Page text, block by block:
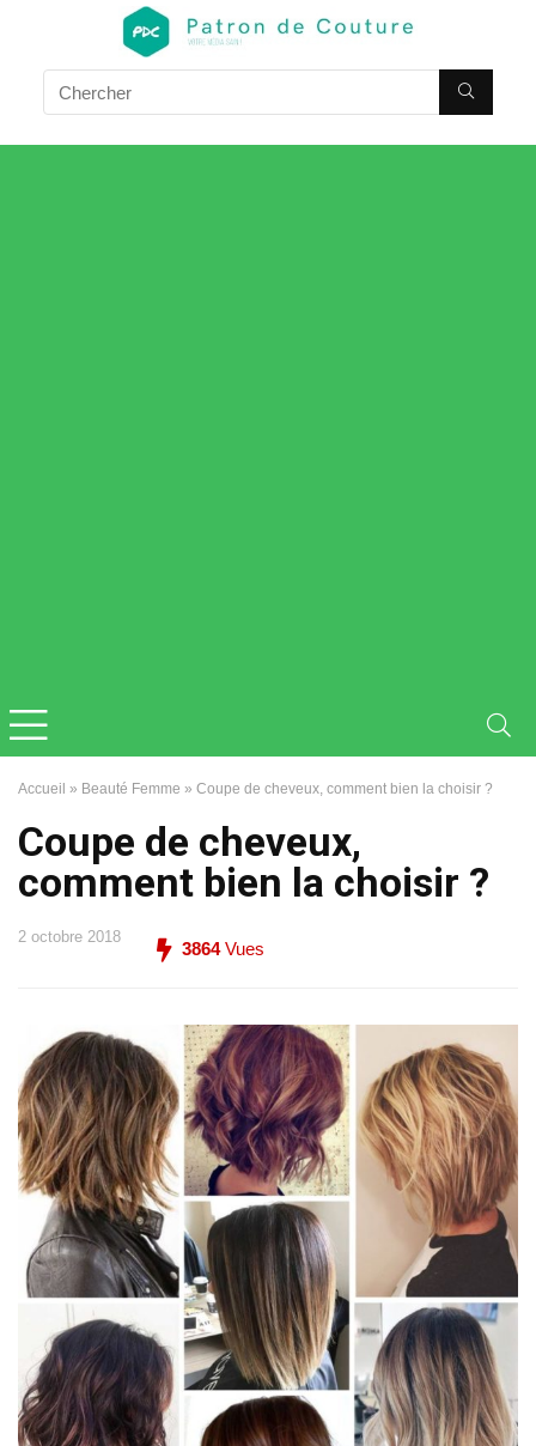
Accueil » Beauté Femme » Coupe de cheveux, comment bien la choisir ?
Coupe de cheveux,
comment bien la choisir ?
2 octobre 2018
3864Vues